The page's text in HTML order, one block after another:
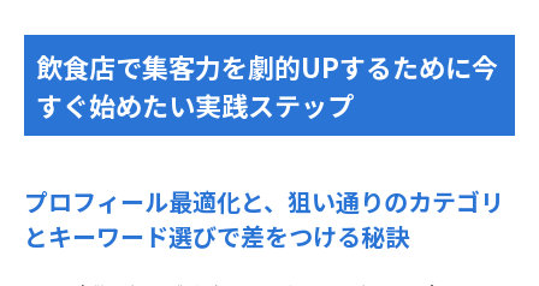
飲食店で集客力を劇的UPするために今
すぐ始めたい実践ステップ
プロフィール最適化と、狙い通りのカテゴリ
とキーワード選びで差をつける秘訣